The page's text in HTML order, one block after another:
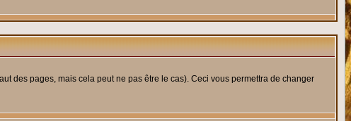
des pages, mais cela peut ne pas être le cas). Ceci vous permettra de changer